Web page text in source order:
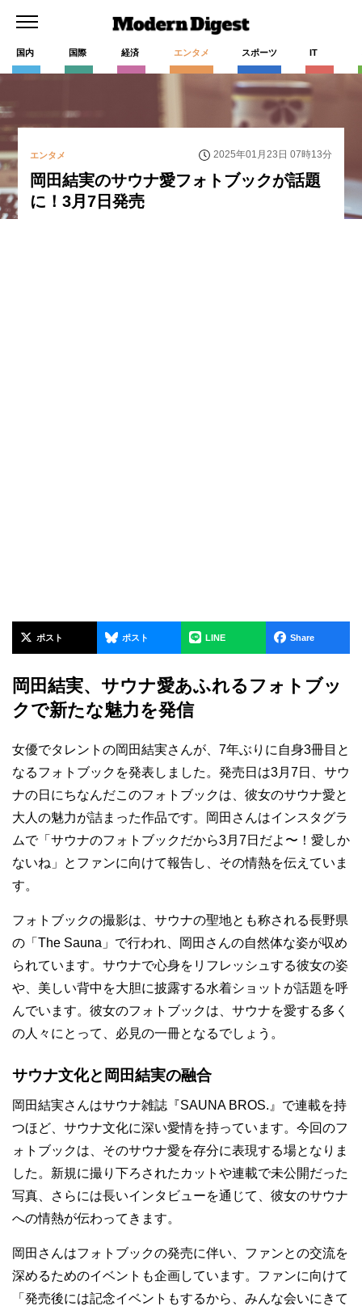
国内 国際 経済 エンタメ スポーツ IT
エンタメ 2025年01月23日 07時13分
岡田結実のサウナ愛フォトブックが話題
に！3月7日発売
ポスト ポスト LINE Share
岡田結実、サウナ愛あふれるフォトブッ
クで新たな魅力を発信
女優でタレントの岡田結実さんが、7年ぶりに自身3冊目と
なるフォトブックを発表しました。発売日は3月7日、サウ
ナの日にちなんだこのフォトブックは、彼女のサウナ愛と
大人の魅力が詰まった作品です。岡田さんはインスタグラ
ムで「サウナのフォトブックだから3月7日だよ〜！愛しか
ないね」とファンに向けて報告し、その情熱を伝えていま
す。
フォトブックの撮影は、サウナの聖地とも称される長野県
の「The Sauna」で行われ、岡田さんの自然体な姿が収め
られています。サウナで心身をリフレッシュする彼女の姿
や、美しい背中を大胆に披露する水着ショットが話題を呼
んでいます。彼女のフォトブックは、サウナを愛する多く
の人々にとって、必見の一冊となるでしょう。
サウナ文化と岡田結実の融合
岡田結実さんはサウナ雑誌『SAUNA BROS.』で連載を持
つほど、サウナ文化に深い愛情を持っています。今回のフ
ォトブックは、そのサウナ愛を存分に表現する場となりま
した。新規に撮り下ろされたカットや連載で未公開だった
写真、さらには長いインタビューを通じて、彼女のサウナ
への情熱が伝わってきます。
岡田さんはフォトブックの発売に伴い、ファンとの交流を
深めるためのイベントも企画しています。ファンに向けて
「発売後には記念イベントもするから、みんな会いにきて